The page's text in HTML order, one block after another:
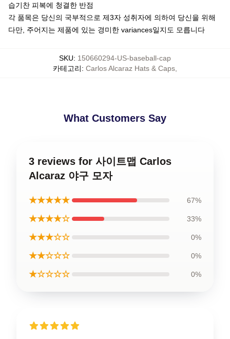
습기찬 피복에 청결한 반점
각 품목은 당신의 국부적으로 제3자 성취자에 의하여 당신을 위해
다만, 주어지는 제품에 있는 경미한 variances일지도 모릅니다
SKU: 150660294-US-baseball-cap
카테고리: Carlos Alcaraz Hats & Caps
What Customers Say
3 reviews for 사이트맵 Carlos
Alcaraz 야구 모자
★★★★★ 67%
★★★★☆ 33%
★★★☆☆ 0%
★★☆☆☆ 0%
★☆☆☆☆ 0%